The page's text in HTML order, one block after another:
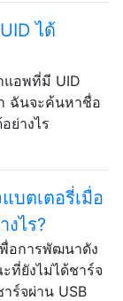
ได้
แอพที่มี UID
ฉันจะค้นหาชื่อ
ย่างไร
บตเตอรี่เมื่อ
งไร?
อการพัฒนาดัง
ที่ยังไม่ได้ชาร์จ
ร์จผ่าน USB